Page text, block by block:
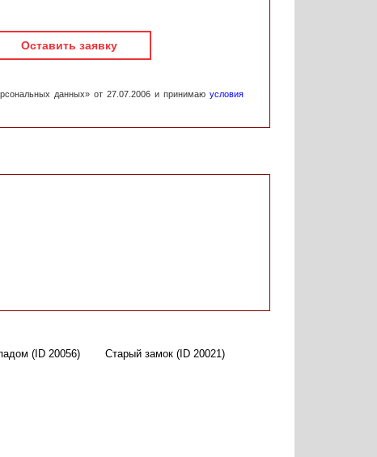
Оставить заявку
данных» от 27.07.2006 и принимаю условия
(ID 20056) Старый замок (ID 20021)